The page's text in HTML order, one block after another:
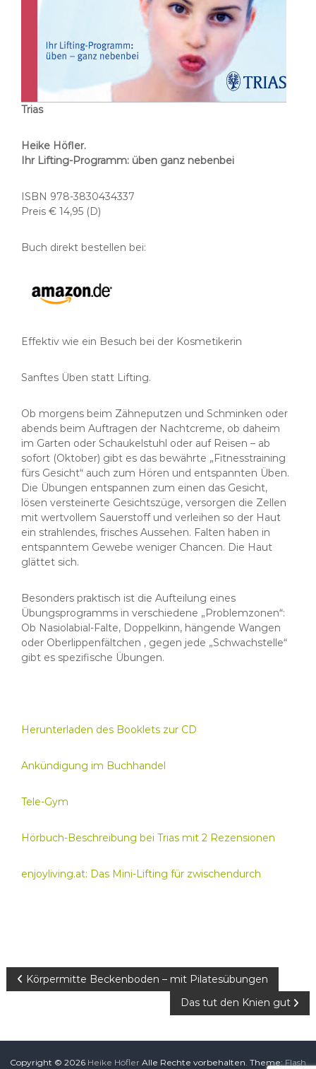
Trias
Heike Höfler.
Ihr Lifting-Programm: üben ganz nebenbei
ISBN 978-3830434337
Preis € 14,95 (D)
Buch direkt bestellen bei:
Effektiv wie ein Besuch bei der Kosmetikerin
Sanftes Üben statt Lifting.
Ob morgens beim Zähneputzen und Schminken oder
abends beim Auftragen der Nachtcreme, ob daheim
im Garten oder Schaukelstuhl oder auf Reisen – ab
sofort (Oktober) gibt es das bewährte „Fitnesstraining
fürs Gesicht“ auch zum Hören und entspannten Üben.
Die Übungen entspannen zum einen das Gesicht,
lösen versteinerte Gesichtszüge, versorgen die Zellen
mit wertvollem Sauerstoff und verleihen so der Haut
ein strahlendes, frisches Aussehen. Falten haben in
entspanntem Gewebe weniger Chancen. Die Haut
glättet sich.
Besonders praktisch ist die Aufteilung eines
Übungsprogramms in verschiedene „Problemzonen“:
Ob Nasiolabial-Falte, Doppelkinn, hängende Wangen
oder Oberlippenfältchen , gegen jede „Schwachstelle“
gibt es spezifische Übungen.
Herunterladen des Booklets zur CD
Ankündigung im Buchhandel
Tele-Gym
Hörbuch-Beschreibung bei Trias mit 2 Rezensionen
enjoyliving.at: Das Mini-Lifting für zwischendurch
B
i
Körpermitte Beckenboden – mit Pilatesübungen
Das tut den Knien gut
Copyright © 2026 Heike Höfler Alle Rechte vorbehalten. Theme:Flash